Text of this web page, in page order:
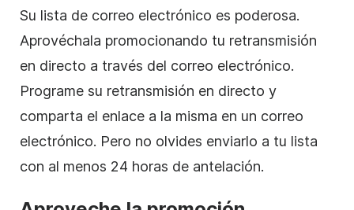
Su lista de correo electrónico es poderosa.
Aprovéchala promocionando tu retransmisión
en directo a través del correo electrónico.
Programe su retransmisión en directo y
comparta el enlace a la misma en un correo
electrónico. Pero no olvides enviarlo a tu lista
con al menos 24 horas de antelación.